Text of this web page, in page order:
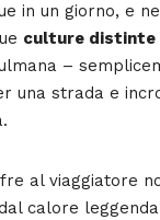
in un giorno, e
culture distinte
–
una strada e
al viaggiatore
calore